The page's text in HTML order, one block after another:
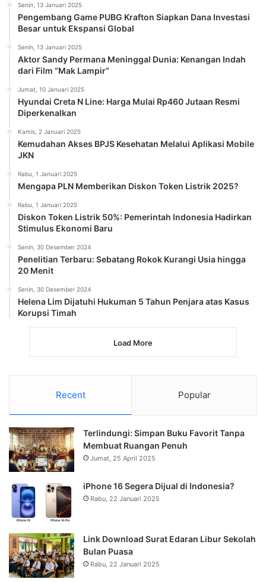
Senin, 13 Januari 2025
Pengembang Game PUBG Krafton Siapkan Dana Investasi
Besar untuk Ekspansi Global
Senin, 13 Januari 2025
Aktor Sandy Permana Meninggal Dunia: Kenangan Indah
dari Film “Mak Lampir”
Jumat, 10 Januari 2025
Hyundai Creta N Line: Harga Mulai Rp460 Jutaan Resmi
Diperkenalkan
Kamis, 2 Januari 2025
Kemudahan Akses BPJS Kesehatan Melalui Aplikasi Mobile
JKN
Rabu, 1 Januari 2025
Mengapa PLN Memberikan Diskon Token Listrik 2025?
Rabu, 1 Januari 2025
Diskon Token Listrik 50%: Pemerintah Indonesia Hadirkan
Stimulus Ekonomi Baru
Senin, 30 Desember 2024
Penelitian Terbaru: Sebatang Rokok Kurangi Usia hingga
20 Menit
Senin, 30 Desember 2024
Helena Lim Dijatuhi Hukuman 5 Tahun Penjara atas Kasus
Korupsi Timah
Load More
Recent Popular
Terlindungi: Simpan Buku Favorit Tanpa
Membuat Ruangan Penuh
Jumat, 25 April 2025
iPhone 16 Segera Dijual di Indonesia?
Rabu, 22 Januari 2025
Link Download Surat Edaran Libur Sekolah
Bulan Puasa
Rabu, 22 Januari 2025